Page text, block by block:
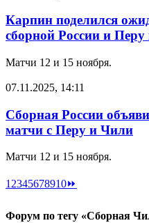
Карпин поделился
сборной России и
Матчи 12 и 15 ноября.
07.11.2025, 14:11
Сборная России
матчи с Перу и Чили
Матчи 12 и 15 ноября.
1 2345678910⏩
Форум по тегу «Сборная